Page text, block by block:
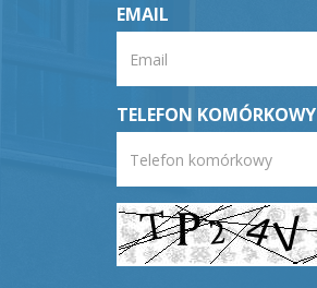
EMAIL
TELEFON KOMÓRKOWY